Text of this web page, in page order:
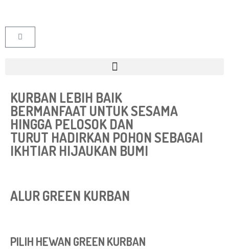
KURBAN LEBIH BAIK
BERMANFAAT UNTUK SESAMA
HINGGA PELOSOK DAN
TURUT HADIRKAN POHON SEBAGAI
IKHTIAR HIJAUKAN BUMI
ALUR GREEN KURBAN
PILIH HEWAN GREEN KURBAN